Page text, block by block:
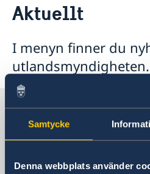
Samtycke
Denna webbplats använder
Om oss
Nyheter
Aktuellt
I menyn finner du
utlandsmyndigheten.
Sverige i Togo